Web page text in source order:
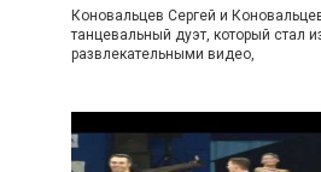
Коновальцев Сергей и
танцевальный дуэт, который стал
развлекательными видео,